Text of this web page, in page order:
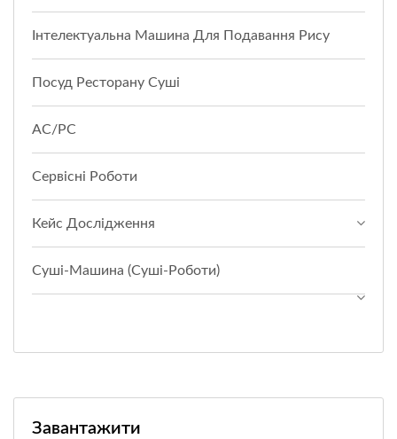
Інтелектуальна Машина Для Подавання Рису
Посуд Ресторану Суші
АС/РС
Сервісні Роботи
Кейс Дослідження
Суші-Машина (суші-Роботи)
Завантажити